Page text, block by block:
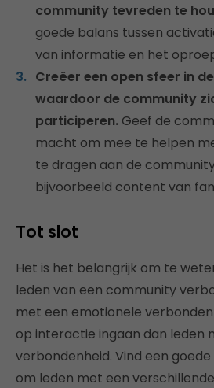
community tevreden te
goede balans tussen
van informatie en het
Creëer een open sfeer in
waardoor de community
participeren. Geef de
macht om mee te helpen
te dragen aan de
bijvoorbeeld content van
Tot slot
Het is het belangrijk om te
leden van een community
met een emotionele
op interactie ingaan dan leden
verbondenheid. Vind een
om leden met een